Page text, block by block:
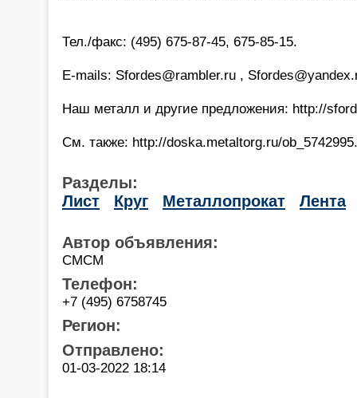
Тел./факс: (495) 675-87-45, 675-85-15.
E-mails: Sfordes@rambler.ru ,
Наш металл и другие предложения: http://
См. также: http://doska.metaltorg.ru/
Разделы:
Лист
Круг Металлопрокат Лента
Автор объявления:
СМСМ
Телефон:
+7 (495) 6758745
Регион:
Отправлено:
01-03-2022 18:14